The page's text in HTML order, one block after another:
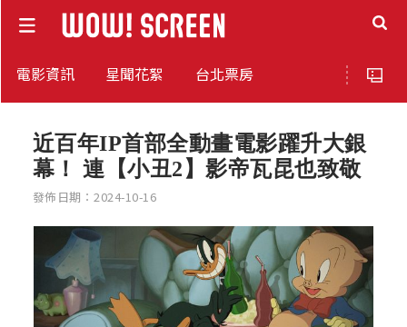
電影資訊 星聞花絮 台北票房
近百年IP首部全動畫電影躍升大銀
幕！ 連【小丑2】影帝瓦昆也致敬
發佈日期：2024-10-16